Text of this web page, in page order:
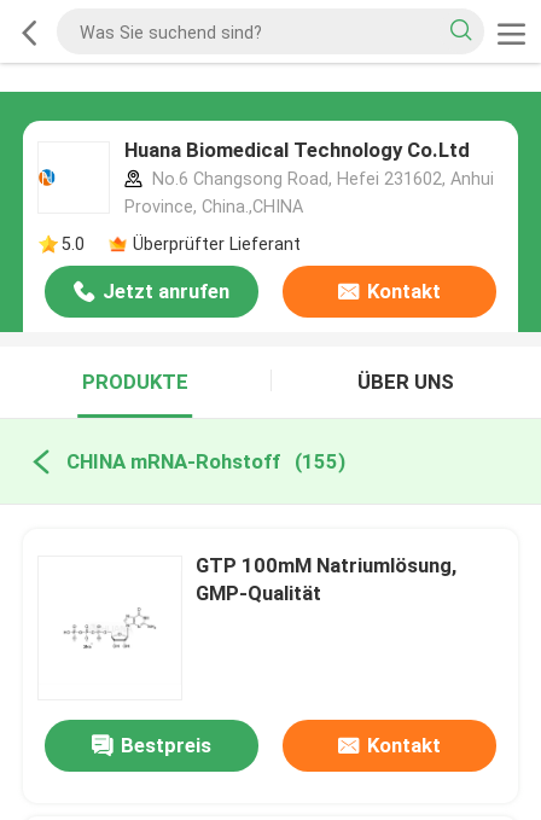
Huana Biomedical Technology Co.Ltd
No.6 Changsong Road, Hefei 231602, Anhui
Province, China.,CHINA
5.0
Überprüfter Lieferant
Jetzt anrufen Kontakt
PRODUKTE ÜBER UNS
CHINA mRNA-Rohstoff (155)
GTP 100mM Natriumlösung,
GMP-Qualität
Bestpreis Kontakt